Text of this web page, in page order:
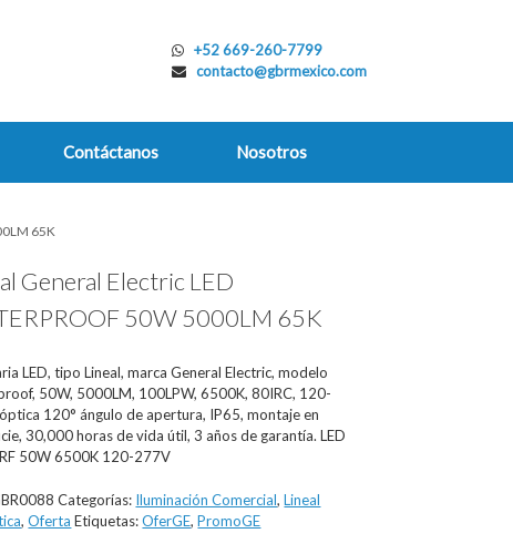
+52 669-260-7799
contacto@gbrmexico.com
Contáctanos Nosotros
65K
General Electric LED
50W 5000LM 65K
LED, tipo Lineal, marca General Electric, modelo
50W, 5000LM, 100LPW, 6500K, 80IRC, 120-
120° ángulo de apertura, IP65, montaje en
30,000 horas de vida útil, 3 años de garantía. LED
50W 6500K 120-277V
Categorías: Iluminación Comercial,Lineal
,Oferta Etiquetas:OferGE,PromoGE